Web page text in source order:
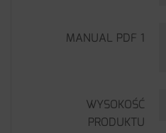
MANUAL PDF 1
WYSOKOŚĆ
PRODUKTU